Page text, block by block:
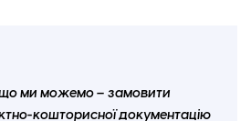
що ми можемо – замовити
кошторисної документацію